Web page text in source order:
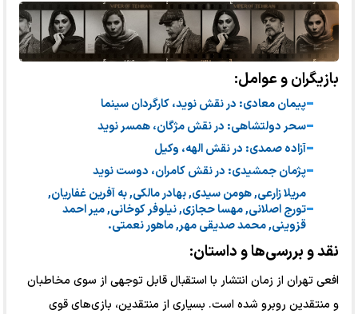
بازیگران و عوامل:
پیمان معادی: در نقش نوید، کارگردان سینما
سحر دولتشاهی: در نقش مژگان، همسر نوید
آزاده صمدی: در نقش الهه، وکیل
پژمان جمشیدی: در نقش کامران، دوست نوید
مریلا زارعی, هومن سیدی, بهادر مالکی, به آفرین غفاریان,
تورج اصلانی, مهسا حجازی, نیلوفر کوخانی, میر احمد
قزوینی, محمد صدیقی مهر, ماهور نعمتی.
نقد و بررسی‌ها و داستان:
افعی تهران از زمان انتشار با استقبال قابل توجهی از سوی مخاطبان
و منتقدین روبرو شده است. بسیاری از منتقدین، بازی‌های قوی